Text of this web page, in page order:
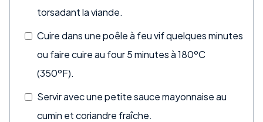
torsadant la viande.
Cuire dans une poêle à feu vif quelques minutes
ou faire cuire au four 5 minutes à 180ºC
(350ºF).
Servir avec une petite sauce mayonnaise au
cumin et coriandre fraîche.